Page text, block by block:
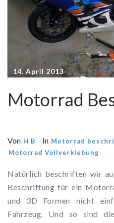
14. April 2013
Motorrad
Von H B In Motorrad
Motorrad Vollverklebung
Natürlich beschriften wir
Beschriftung für ein
und 3D Formen nicht
Fahrzeug. Und so sind